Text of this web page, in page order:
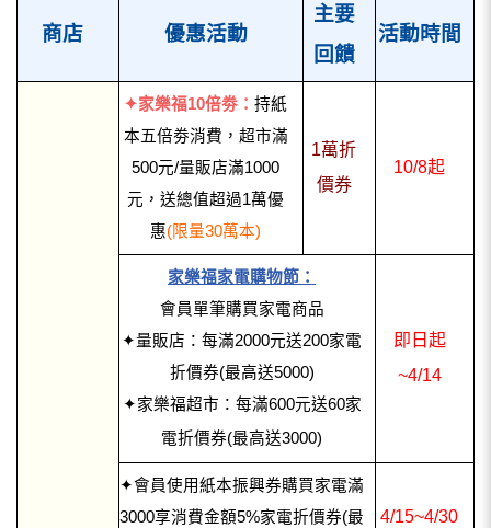
商店 優惠活動
主要
回饋
活動時間
✦家樂福10倍劵 ： 持紙
本五倍劵消費，超市滿
500元/量販店滿1000
元，送總值超過1萬優
惠(限量30萬本)
1萬折
價券
10/8起
家樂福家電購物節：
會員單筆購買家電商品
✦量販店：每滿2000元送200家電
折價券(最高送5000)
✦家樂福超市：每滿600元送60家
電折價券(最高送3000)
即日起
~4/14
✦會員使用紙本振興券購買家電滿
3000享消費金額5%家電折價券(最
4/15~4/30